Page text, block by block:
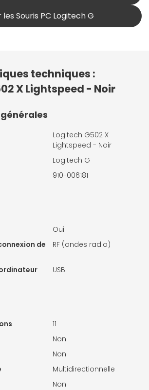
les Souris PC Logitech G
techniques :
X Lightspeed - Noir
Logitech G502 X
Lightspeed - Noir
Logitech G
910-006181
Oui
de
RF (ondes radio)
USB
11
Non
Non
Multidirectionnelle
Non